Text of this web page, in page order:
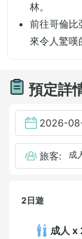
林。
前往哥倫比
來令人驚嘆
預定詳
2026-
旅客: 成
2日遊
成人 x